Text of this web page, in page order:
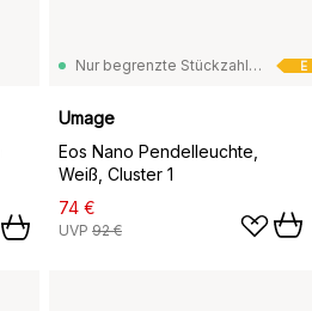
E
Nur begrenzte Stückzahl vorrätig
Umage
Eos Nano Pendelleuchte,
Weiß, Cluster 1
74 €
UVP 92 €